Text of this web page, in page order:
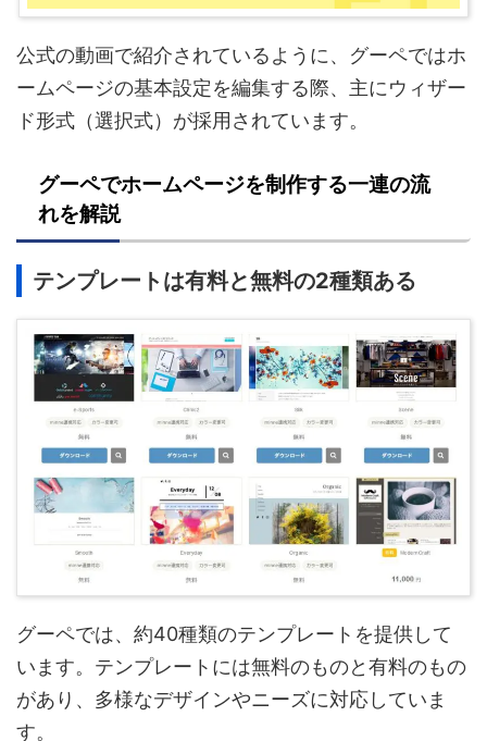
公式の動画で紹介されているように、グーペではホ
ームページの基本設定を編集する際、主にウィザー
ド形式（選択式）が採用されています。
グーペでホームページを制作する一連の流
れを解説
テンプレートは有料と無料の2種類ある
グーペでは、約40種類のテンプレートを提供して
います。テンプレートには無料のものと有料のもの
があり、多様なデザインやニーズに対応していま
す。